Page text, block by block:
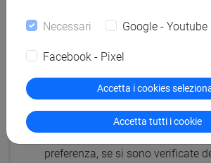
per la visione:
titoli
eventuali convocazioni
graduatoria di merito e finale,
dall'applicazione dei titoli sulla
merito e dell'eventuale
preferenza, se si sono verificate
Necessari Google - Youtube
Facebook - Pixel
Accetta i cookies
Accetta tutti i cookie